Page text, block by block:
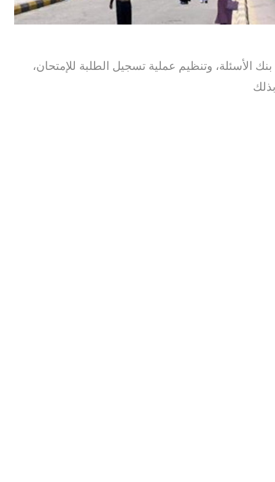
الأسئلة، وتنظيم عملية تسجيل الطلبة للإمتحان،